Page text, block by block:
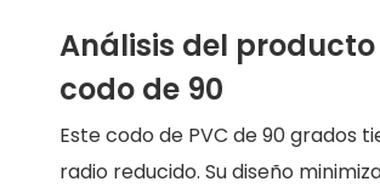
Análisis del
codo de 90
Este codo de PVC de 90 grados
radio reducido. Su diseño